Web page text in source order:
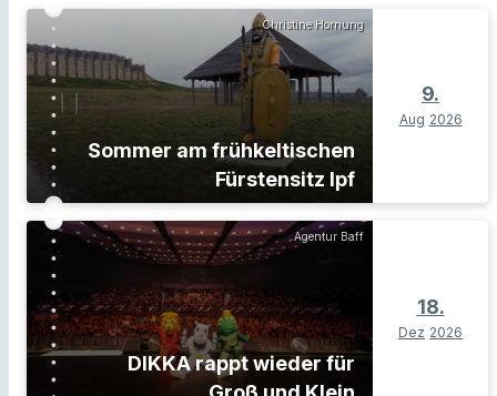
Christine Hornung
Sommer am frühkeltischen
Fürstensitz Ipf
9.
Aug 2026
Agentur Baff
DIKKA rappt wieder für
18.
Dez 2026